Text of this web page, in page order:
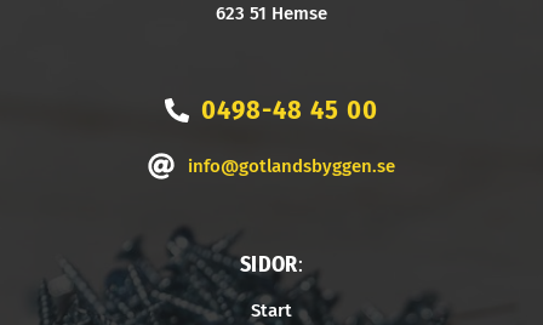
623 51 Hemse
0498-48 45 00
info@gotlandsbyggen.se
SIDOR:
Start